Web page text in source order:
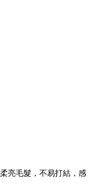
亮毛髮，不易打結，感